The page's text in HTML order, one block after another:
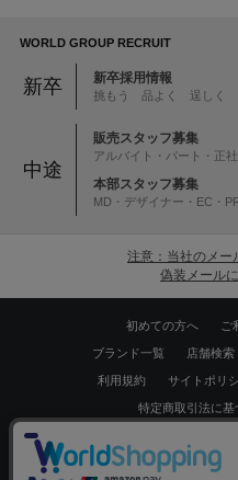
WORLD GROUP RECRUIT
新卒 新卒採用情報
挑もう 品よく 逞しく
中途
販売スタッフ募集
アルバイト・パート・正社
本部スタッフ募集
MD・デザイナー・EC・
注意：当社のメー
偽装メール
初めての方へ ご
ブランド一覧 店舗検索
利用規約 サイトポリ
特定商取引法に基
Copyrights © WORLD